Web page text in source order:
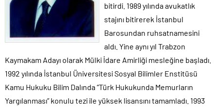
bitirdi. 1989 yılında avukatlık
stajını bitirerek İstanbul
Barosundan ruhsatnamesini
aldı. Yine aynı yıl Trabzon
Kaymakam Adayı olarak Mülki İdare Amirliği mesleğine başladı.
1992 yılında İstanbul Üniversitesi Sosyal Bilimler Enstitüsü
Kamu Hukuku Bilim Dalında “Türk Hukukunda Memurların
Yargılanması” konulu tezi ile yüksek lisansını tamamladı. 1993